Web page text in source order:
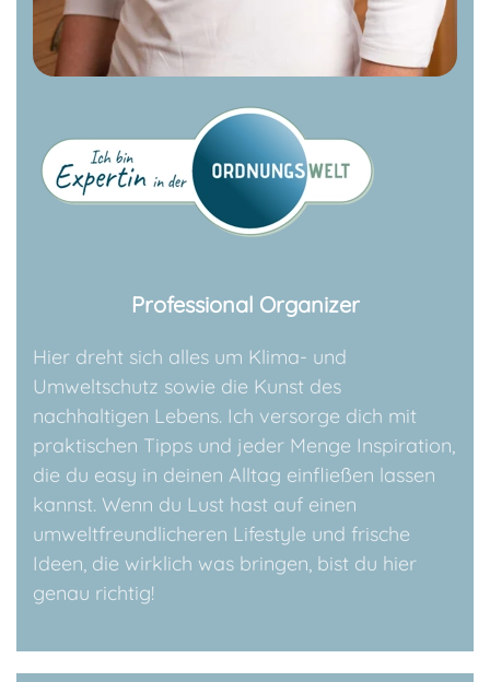
Professional Organizer
Hier dreht sich alles um Klima- und
Umweltschutz sowie die Kunst des
nachhaltigen Lebens. Ich versorge dich mit
praktischen Tipps und jeder Menge Inspiration,
die du easy in deinen Alltag einfließen lassen
kannst. Wenn du Lust hast auf einen
umweltfreundlicheren Lifestyle und frische
Ideen, die wirklich was bringen, bist du hier
genau richtig!